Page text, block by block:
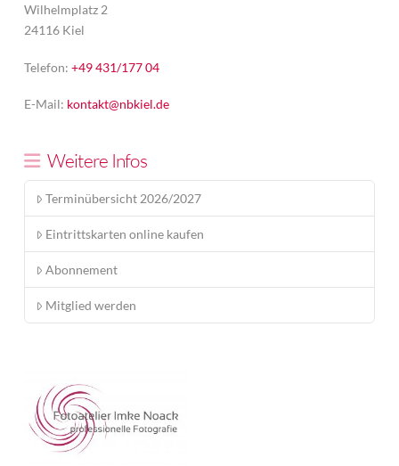
Wilhelmplatz 2
24116 Kiel
Telefon: +49 431/177 04
E-Mail: kontakt@nbkiel.de
Weitere Infos
Terminübersicht 2026/2027
Eintrittskarten online kaufen
Abonnement
Mitglied werden